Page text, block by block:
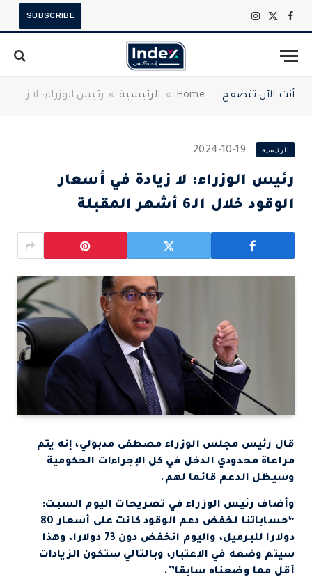
فيسبوك
X
الانستغرام
SUBSCRIBE
أنت الآن تتصفح: Home
» الرئيسية » رئيس الوزراء: لا زيادة في أسعار الوقود خلال الـ6 أشهر المقبلة
الرئيسية 2024-10-19
رئيس الوزراء: لا زيادة في أسعار
الوقود خلال الـ6 أشهر المقبلة
قال رئيس مجلس الوزراء مصطفى مدبولي، إنه يتم
مراعاة محدودي الدخل في كل الإجراءات الحكومية
وسيظل الدعم قائما لهم.
وأضاف رئيس الوزراء في تصريحات اليوم السبت:
“حساباتنا لخفض دعم الوقود كانت على أسعار 80
دولارا للبرميل، واليوم انخفض دون 73 دولارا، وهذا
سيتم وضعه في الاعتبار، وبالتالي ستكون الزيادات
أقل مما وضعناه سابقا”.